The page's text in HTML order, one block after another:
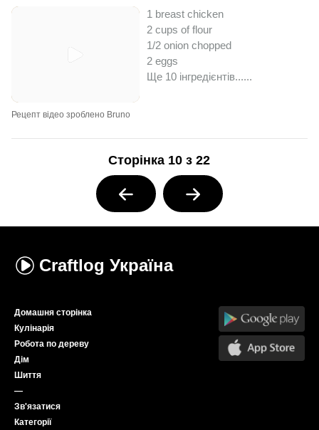
1 breast chicken
2 cups of flour
1/2 onion chopped
2 eggs
Ще 10 інгредієнтів......
Рецепт відео зроблено Bruno
Сторінка 10 з 22
Craftlog Україна
Домашня сторінка
Кулінарія
Робота по дереву
Дім
Шиття
—
Зв'язатися
Категорії